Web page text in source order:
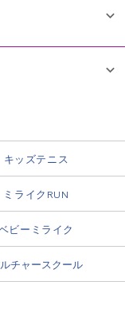
はなく、協調性や
。
ろん、
ズム感や
得します。
キッズテニス
ミライクRUN
ビーミライク
チャースクール